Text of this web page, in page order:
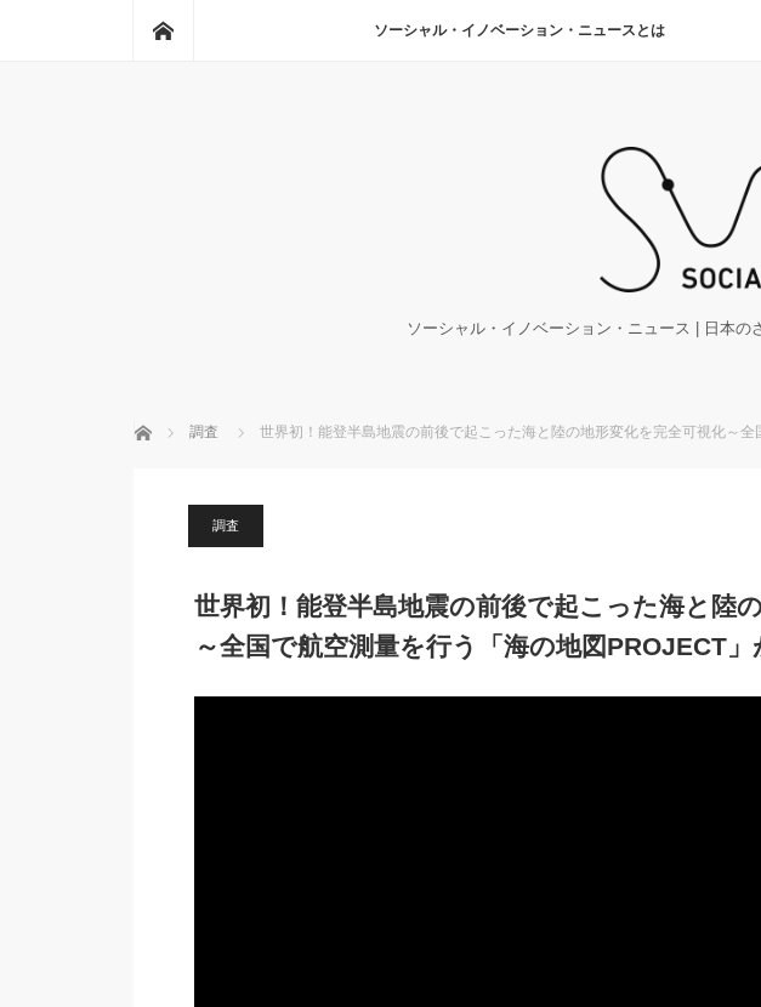
ソーシャル・イノベーション・ニュースとは
ソーシャル・イノベーション・ニュース | 日本の
ホーム 調査 世界初！能登半島地震の前後で起こった海と陸の地形変化を完全可視化～
調査
世界初！能登半島地震の前後で起こった海と陸
～全国で航空測量を行う「海の地図PROJECT」